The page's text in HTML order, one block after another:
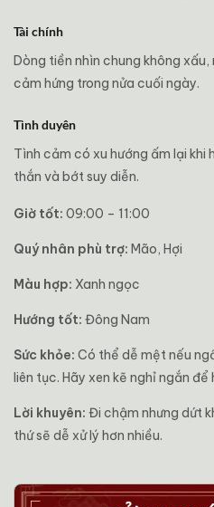
Tài chính
Dòng tiền nhìn chung không
cảm hứng trong nửa cuối ngày.
Tình duyên
Tình cảm có xu hướng ấm lại khi
thắn và bớt suy diễn.
Giờ tốt: 09:00 – 11:00
Quý nhân phù trợ: Mão, Hợi
Màu hợp: Xanh ngọc
Hướng tốt: Đông Nam
Sức khỏe: Có thể dễ mệt nếu
liên tục. Hãy xen kẽ nghỉ ngắn để
Lời khuyên: Đi chậm nhưng dứt
thứ sẽ dễ xử lý hơn nhiều.